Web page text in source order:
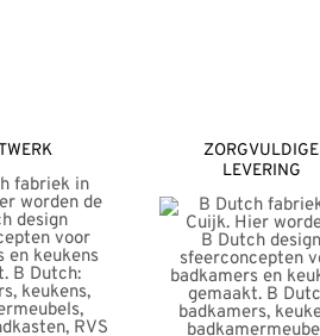
ZORGVULDIGE
LEVERING